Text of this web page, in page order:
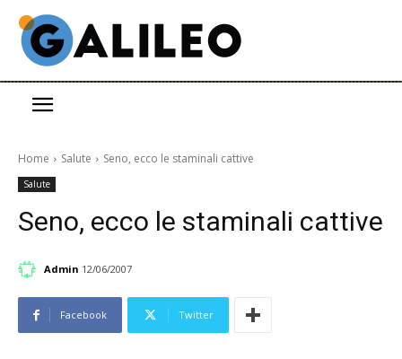
Home Salute Seno, ecco le staminali cattive
Salute
Seno, ecco le staminali cattive
Admin 12/06/2007
Facebook Twitter